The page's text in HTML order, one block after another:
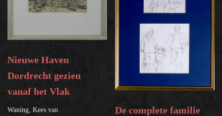
Nieuwe Haven
Dordrecht gezien
vanaf het Vlak
Waning, Kees van
De complete familie